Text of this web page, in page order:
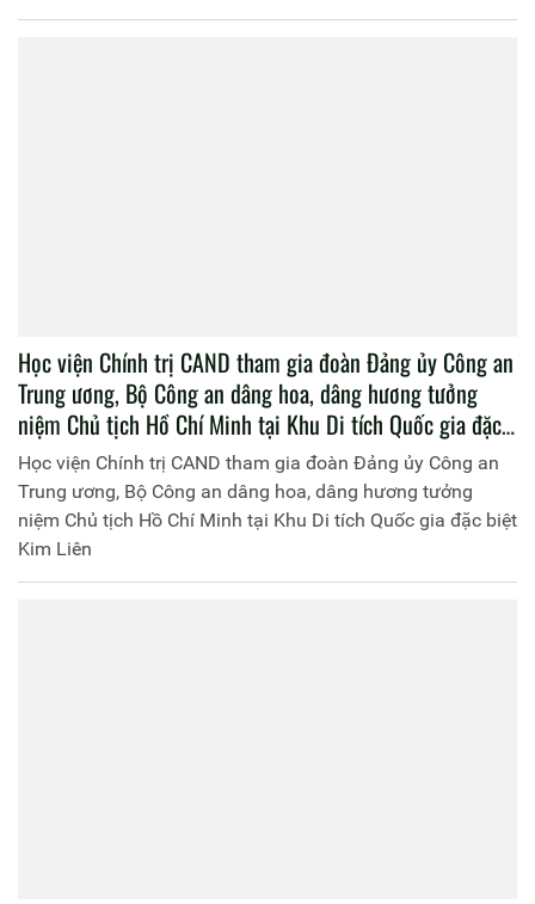
Học viện Chính trị CAND tham gia đoàn Đảng ủy Công an
Trung ương, Bộ Công an dâng hoa, dâng hương tưởng
niệm Chủ tịch Hồ Chí Minh tại Khu Di tích Quốc gia đặc
biệt Kim Liên
Học viện Chính trị CAND tham gia đoàn Đảng ủy Công an
Trung ương, Bộ Công an dâng hoa, dâng hương tưởng
niệm Chủ tịch Hồ Chí Minh tại Khu Di tích Quốc gia đặc biệt
Kim Liên